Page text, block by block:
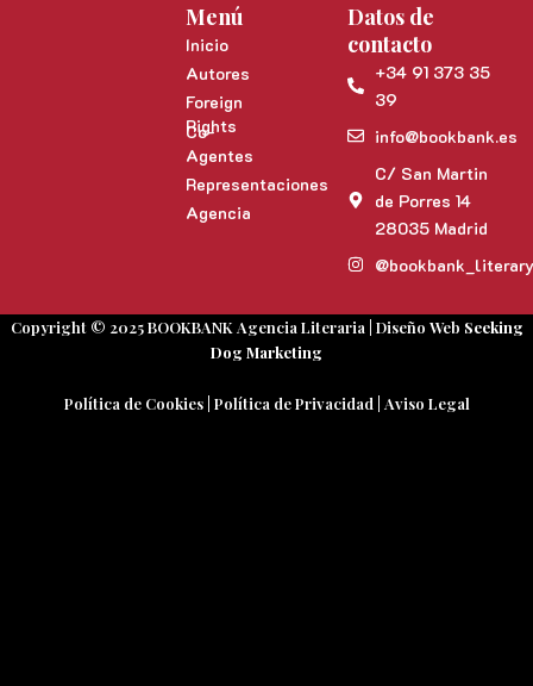
Menú
Inicio
Autores
Foreign
Rights
Co-
Agentes
Representaciones
Agencia
Datos de
contacto
+34 91 373 35
39
info@bookbank.es
C/ San Martin
de Porres 14
28035 Madrid
Copyright © 2025 BOOKBANK Agencia Literaria | Diseño Web Seeking
Dog Marketing
Política de Cookies| Política de Privacidad Aviso Legal